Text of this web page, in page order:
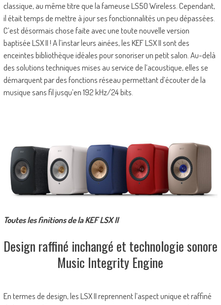
classique, au même titre que la fameuse LS50 Wireless. Cependant,
il était temps de mettre à jour ses fonctionnalités un peu dépassées.
C’est désormais chose faite avec une toute nouvelle version
baptisée LSX II ! A l’instar leurs ainées, les KEF LSX II sont des
enceintes bibliothèque idéales pour sonoriser un petit salon. Au-delà
des solutions techniques mises au service de l’acoustique, elles se
démarquent par des fonctions réseau permettant d’écouter de la
musique sans fil jusqu’en 192 kHz/24 bits.
Toutes les finitions de la KEF LSX II
Design raffiné inchangé et technologie sonore
Music Integrity Engine
En termes de design, les LSX II reprennent l’aspect unique et raffiné